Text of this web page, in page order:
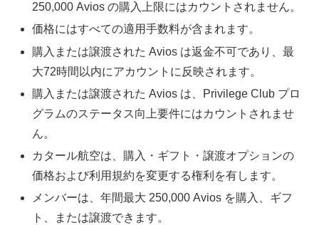
250,000 Avios の購入上限にはカウントされません。
価格にはすべての適用手数料が含まれます。
購入または譲渡された Avios は返金不可であり、最
大72時間以内にアカウントに反映されます。
購入または譲渡された Avios は、Privilege Club プロ
グラムのステータス向上要件にはカウントされませ
ん。
カタール航空は、購入・ギフト・譲渡オプションの
価格および利用規約を変更する権利を有します。
メンバーは、年間最大 250,000 Avios を購入、ギフ
ト、または譲渡できます。